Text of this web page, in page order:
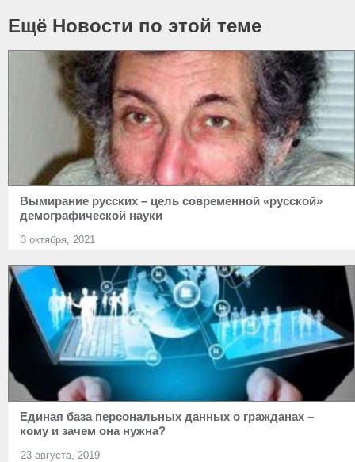
Ещё Новости по этой теме
Вымирание русских – цель современной «русской»
демографической науки
3 октября, 2021
Единая база персональных данных о гражданах –
кому и зачем она нужна?
23 августа, 2019